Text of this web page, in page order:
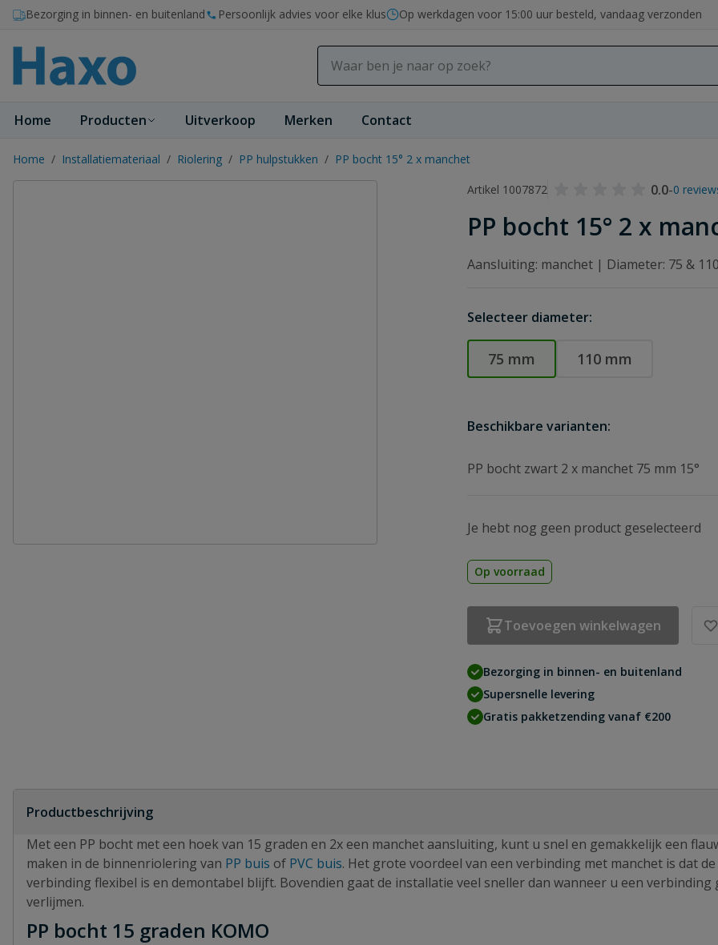
Ga naar de inhoud
Bezorging in binnen- en buitenland Persoonlijk advies voor elke klus Op werkdagen voor 15:00 uur besteld, vandaag verzonden
Home Producten Uitverkoop Merken Contact
Home / Installatiemateriaal / Riolering / PP hulpstukken / PP bocht 15° 2 x manchet
Artikel 1007872
0.0-0
PP bocht 15° 2 x
Aansluiting: manchet | Diameter: 75 &
Selecteer diameter:
75 mm 110 mm
Beschikbare varianten:
PP bocht zwart 2 x manchet 75 mm 15°
Je hebt nog geen product geselecteerd
Op voorraad
Toevoegen winkelwagen
Bezorging in binnen- en buitenland
Supersnelle levering
Gratis pakketzending vanaf €200
Productbeschrijving
Met een PP bocht met een hoek van 15 graden en 2x een manchet aansluiting, kunt u snel en gemakkelijk een
maken in de binnenriolering van PP buis of PVC buis. Het grote voordeel van een verbinding met manchet is dat de
verbinding flexibel is en demontabel blijft. Bovendien gaat de installatie veel sneller dan wanneer u een verbinding
verlijmen.
PP bocht 15 graden KOMO